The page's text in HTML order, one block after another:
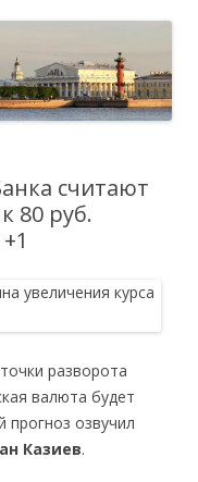
считают
80 руб.
разворота
валюта будет
озвучил
Казиев.